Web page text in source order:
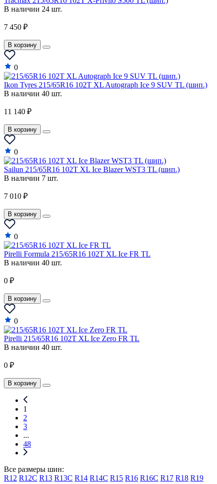
В наличии 24 шт.
7 450 ₽
В корзину
0
Ikon Tyres 215/65R16 102T XL Autograph Ice 9 SUV TL (шип.)
В наличии 40 шт.
11 140 ₽
В корзину
0
Sailun 215/65R16 102T XL Ice Blazer WST3 TL (шип.)
В наличии 7 шт.
7 010 ₽
В корзину
0
Pirelli Formula 215/65R16 102T XL Ice FR TL
В наличии 40 шт.
0 ₽
В корзину
0
Pirelli 215/65R16 102T XL Ice Zero FR TL
В наличии 40 шт.
0 ₽
В корзину
1
2
3
...
48
Все размеры шин:
R12 R12C R13 R13C R14 R14C R15 R16 R16C R17 R18 R19